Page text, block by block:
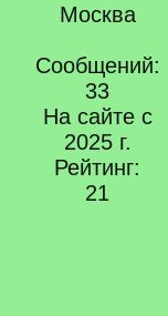
Москва
Сообщений:
33
На сайте с
2025 г.
Рейтинг:
21